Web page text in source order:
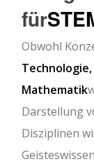
für
Obwohl
Mathematik
Darstellung
Disziplinen